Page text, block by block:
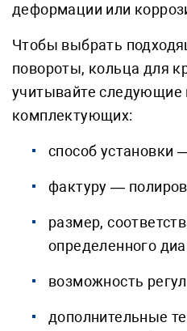
деформации или
Чтобы выбрать
повороты, кольца для
учитывайте следующие
комплектующих:
способ установки
фактуру —
размер,
определенного
возможность
дополнительные